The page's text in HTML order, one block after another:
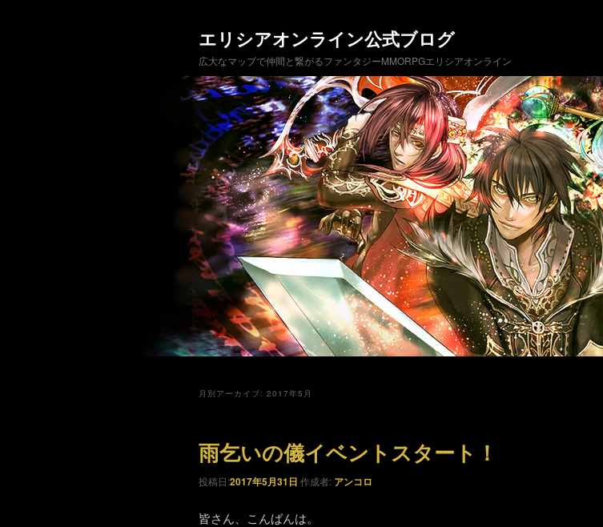
エリシアオンライン公式ブログ
広大なマップで仲間と繋がるファンタジーMMORPGエリシアオンライン
月別アーカイブ: 2017年5月
雨乞いの儀イベントスタート！
投稿日:2017年5月31日 作成者: アンコロ
皆さん、こんばんは。